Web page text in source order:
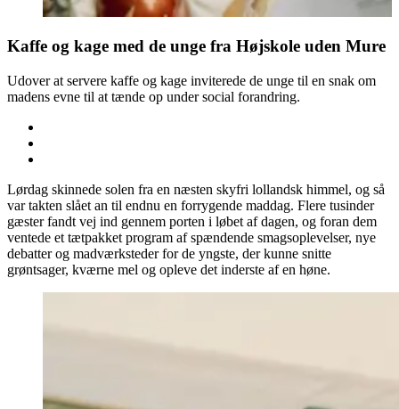
Kaffe og kage med de unge fra Højskole uden Mure
Udover at servere kaffe og kage inviterede de unge til en snak om
madens evne til at tænde op under social forandring.
Lørdag skinnede solen fra en næsten skyfri lollandsk himmel, og så
var takten slået an til endnu en forrygende maddag. Flere tusinder
gæster fandt vej ind gennem porten i løbet af dagen, og foran dem
ventede et tætpakket program af spændende smagsoplevelser, nye
debatter og madværksteder for de yngste, der kunne snitte
grøntsager, kværne mel og opleve det inderste af en høne.